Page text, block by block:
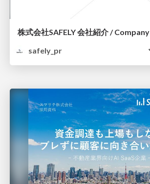
株式会社SAFELY 会社紹介 / Company
safely_pr